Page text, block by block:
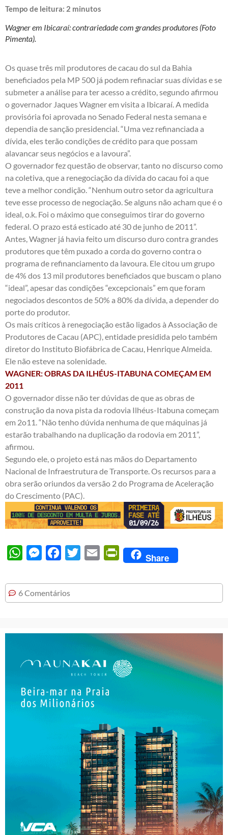
Tempo de leitura: 2 minutos
Wagner em Ibicaraí: contrariedade com grandes produtores (Foto
Pimenta).
Os quase três mil produtores de cacau do sul da Bahia
beneficiados pela MP 500 já podem refinaciar suas dívidas e se
submeter a análise para ter acesso a crédito, segundo afirmou
o governador Jaques Wagner em visita a Ibicaraí. A medida
provisória foi aprovada no Senado Federal nesta semana e
dependia de sanção presidencial. “Uma vez refinanciada a
dívida, eles terão condições de crédito para que possam
alavancar seus negócios e a lavoura”.
O governador fez questão de observar, tanto no discurso como
na coletiva, que a renegociação da dívida do cacau foi a que
teve a melhor condição. “Nenhum outro setor da agricultura
teve esse processo de negociação. Se alguns não acham que é o
ideal, o.k. Foi o máximo que conseguimos tirar do governo
federal. O prazo está esticado até 30 de junho de 2011”.
Antes, Wagner já havia feito um discurso duro contra grandes
produtores que têm puxado a corda do governo contra o
programa de refinanciamento da lavoura. Ele citou um grupo
de 4% dos 13 mil produtores beneficiados que buscam o plano
“ideal”, apesar das condições “excepcionais” em que foram
negociados descontos de 50% a 80% da dívida, a depender do
porte do produtor.
Os mais críticos à renegociação estão ligados à Associação de
Produtores de Cacau (APC), entidade presidida pelo também
diretor do Instituto Biofábrica de Cacau, Henrique Almeida.
Ele não esteve na solenidade.
WAGNER: OBRAS DA ILHÉUS-ITABUNA COMEÇAM EM
2011
O governador disse não ter dúvidas de que as obras de
construção da nova pista da rodovia Ilhéus-Itabuna começam
em 2o11. “Não tenho dúvida nenhuma de que máquinas já
estarão trabalhando na duplicação da rodovia em 2011”,
afirmou.
Segundo ele, o projeto está nas mãos do Departamento
Nacional de Infraestrutura de Transporte. Os recursos para a
obra serão oriundos da versão 2 do Programa de Aceleração
do Crescimento (PAC).
WhatsAppMessengerFacebook
Twitter Email PrintFriendly
Share
6 Comentários